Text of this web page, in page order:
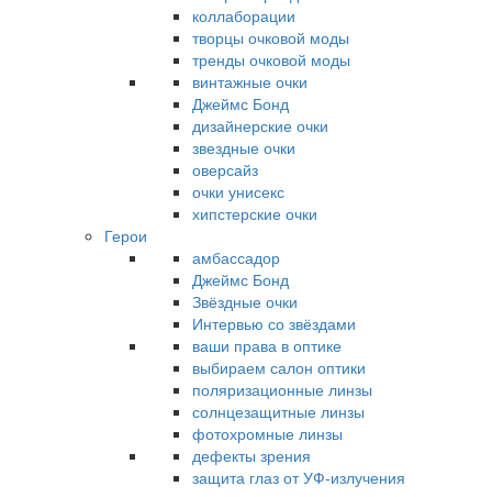
коллаборации
творцы очковой моды
тренды очковой моды
винтажные очки
Джеймс Бонд
дизайнерские очки
звездные очки
оверсайз
очки унисекс
хипстерские очки
Герои
амбассадор
Джеймс Бонд
Звёздные очки
Интервью со звёздами
ваши права в оптике
выбираем салон оптики
поляризационные линзы
солнцезащитные линзы
фотохромные линзы
дефекты зрения
защита глаз от УФ-излучения